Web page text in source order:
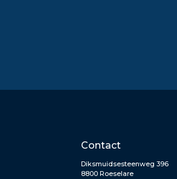
Contact
Diksmuidsesteenweg 396
8800 Roeselare